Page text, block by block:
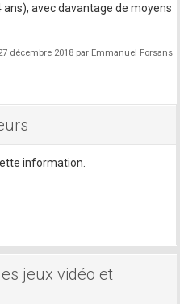
avec davantage de moyens
décembre 2018 par Emmanuel Forsans
information.
jeux vidéo et